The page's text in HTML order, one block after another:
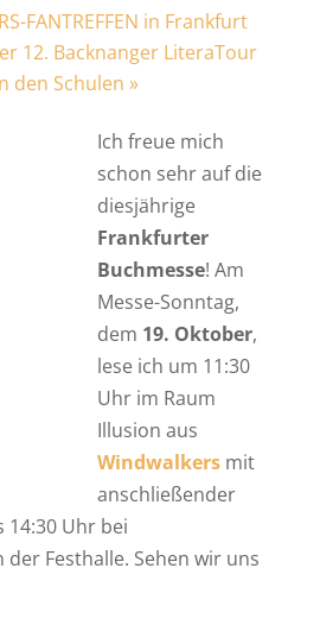
FANTREFFEN in Frankfurt
12. Backnanger LiteraTour
den Schulen »
Ich freue mich
schon sehr auf die
diesjährige
Frankfurter
Buchmesse! Am
Messe-Sonntag,
dem 19. Oktober,
lese ich um 11:30
Uhr im Raum
Illusion aus
Windwalkersmit
anschließender
14:30 Uhr bei
Festhalle. Sehen wir uns